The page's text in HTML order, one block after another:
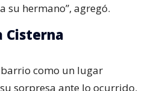
su hermano”, agregó.
Cisterna
como un lugar
sorpresa ante lo ocurrido.